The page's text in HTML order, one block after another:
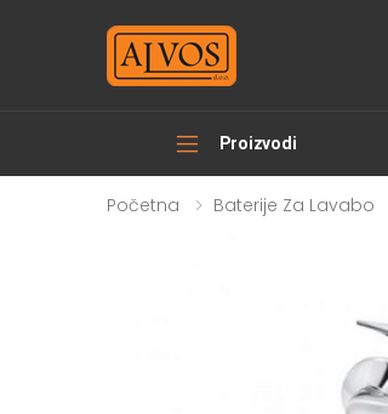
Proizvodi
Početna Baterije Za Lavabo